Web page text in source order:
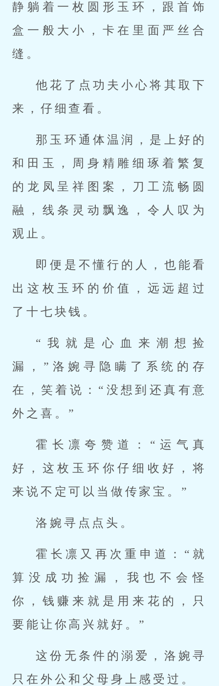
静躺着一枚圆形玉环，跟首饰
盒一般大小，卡在里面严丝合
缝。
他花了点功夫小心将其取下
来，仔细查看。
那玉环通体温润，是上好的
和田玉，周身精雕细琢着繁复
的龙凤呈祥图案，刀工流畅圆
融，线条灵动飘逸，令人叹为
观止。
即便是不懂行的人，也能看
出这枚玉环的价值，远远超过
了十七块钱。
“我就是心血来潮想捡
漏，”洛婉寻隐瞒了系统的存
在，笑着说：“没想到还真有意
外之喜。”
霍长凛夸赞道：“运气真
好，这枚玉环你仔细收好，将
来说不定可以当做传家宝。”
洛婉寻点点头。
霍长凛又再次重申道：“就
算没成功捡漏，我也不会怪
你，钱赚来就是用来花的，只
要能让你高兴就好。”
这份无条件的溺爱，洛婉寻
只在外公和父母身上感受过。